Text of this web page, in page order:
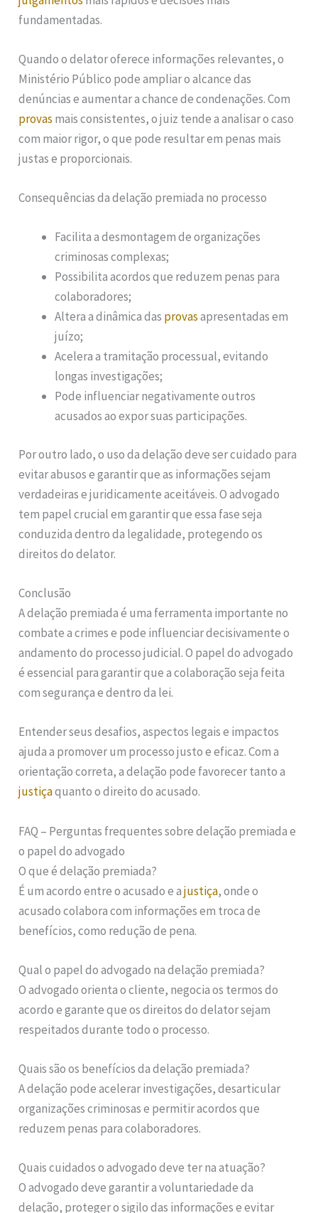
fundamentadas.
Quando o delator oferece informações relevantes, o
Ministério Público pode ampliar o alcance das
denúncias e aumentar a chance de condenações. Com
provas mais consistentes, o juiz tende a analisar o caso
com maior rigor, o que pode resultar em penas mais
justas e proporcionais.
Consequências da delação premiada no processo
Facilita a desmontagem de organizações
criminosas complexas;
Possibilita acordos que reduzem penas para
colaboradores;
Altera a dinâmica das provasapresentadas em
juízo;
Acelera a tramitação processual, evitando
longas investigações;
Pode influenciar negativamente outros
acusados ao expor suas participações.
Por outro lado, o uso da delação deve ser cuidado para
evitar abusos e garantir que as informações sejam
verdadeiras e juridicamente aceitáveis. O advogado
tem papel crucial em garantir que essa fase seja
conduzida dentro da legalidade, protegendo os
direitos do delator.
Conclusão
A delação premiada é uma ferramenta importante no
combate a crimes e pode influenciar decisivamente o
andamento do processo judicial. O papel do advogado
é essencial para garantir que a colaboração seja feita
com segurança e dentro da lei.
Entender seus desafios, aspectos legais e impactos
ajuda a promover um processo justo e eficaz. Com a
orientação correta, a delação pode favorecer tanto a
justiçaquanto o direito do acusado.
FAQ – Perguntas frequentes sobre delação premiada e
o papel do advogado
O que é delação premiada?
É um acordo entre o acusado e ajustiça, onde o
acusado colabora com informações em troca de
benefícios, como redução de pena.
Qual o papel do advogado na delação premiada?
O advogado orienta o cliente, negocia os termos do
acordo e garante que os direitos do delator sejam
respeitados durante todo o processo.
Quais são os benefícios da delação premiada?
A delação pode acelerar investigações, desarticular
organizações criminosas e permitir acordos que
reduzem penas para colaboradores.
Quais cuidados o advogado deve ter na atuação?
O advogado deve garantir a voluntariedade da
delação, proteger o sigilo das informações e evitar